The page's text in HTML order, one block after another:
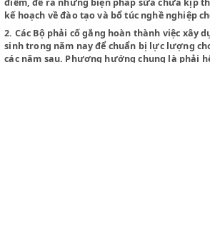
Để bổ khuyết tình hình trên, Thủ tướng
địa phương thi hành đầy đủ mấy điểm sau
1.Các Bộ, các ngành sử dụng nhiều
số 013/TTg ngày 6-1-1958 của Thủ